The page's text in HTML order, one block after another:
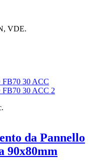
VDE.
da Pannello
90x80mm